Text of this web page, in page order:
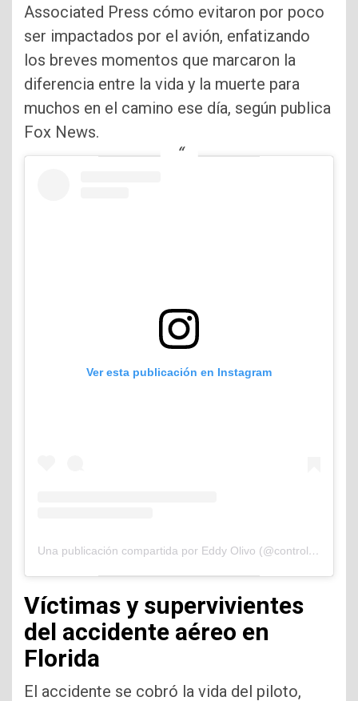
Associated Press cómo evitaron por poco
ser impactados por el avión, enfatizando
los breves momentos que marcaron la
diferencia entre la vida y la muerte para
muchos en el camino ese día, según publica
Fox News.
Ver esta publicación en Instagram
Una publicación compartida por Eddy Olivo (@controlandoelejidocom)
Víctimas y supervivientes
del accidente aéreo en
Florida
El accidente se cobró la vida del piloto,